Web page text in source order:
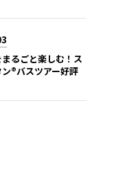
るごと楽しむ！ス
®バスツアー好評